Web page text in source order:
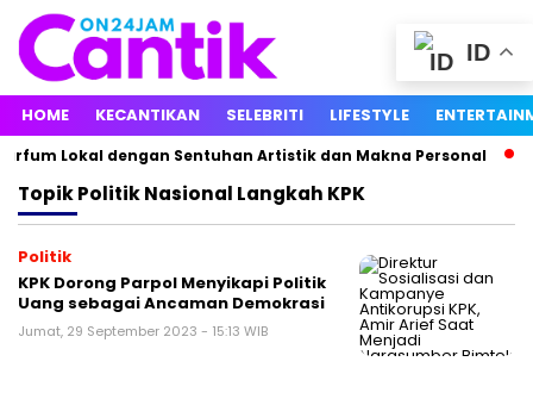
HOME KECANTIKAN SELEBRITI LIFESTYLE
Lokal dengan Sentuhan Artistik dan Makna Personal
TopikPolitik Nasional Langkah KPK
Politik
KPK Dorong Parpol Menyikapi Politik
Uang sebagai Ancaman Demokrasi
Jumat, 29 September 2023 - 15:13 WIB
ID